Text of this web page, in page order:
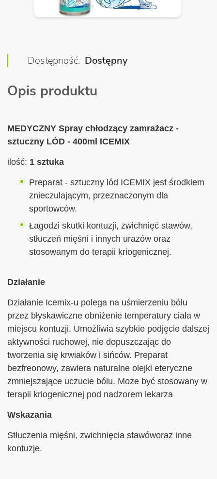
Dostępność Dostępny
Opis produktu
MEDYCZNY Spray chłodzący zamrażacz -
sztuczny LÓD - 400ml ICEMIX
ilość: 1 sztuka
Preparat - sztuczny lód ICEMIX jest środkiem
znieczulającym, przeznaczonym dla
sportowców.
Łagodzi skutki kontuzji, zwichnięć stawów,
stłuczeń mięśni i innych urazów oraz
stosowanym do terapii kriogenicznej.
Działanie
Działanie Icemix-u polega na uśmierzeniu bólu
przez błyskawiczne obniżenie temperatury ciała w
miejscu kontuzji. Umożliwia szybkie podjęcie dalszej
aktywności ruchowej, nie dopuszczając do
tworzenia się krwiaków i sińców. Preparat
bezfreonowy, zawiera naturalne olejki eteryczne
zmniejszające uczucie bólu. Może być stosowany w
terapii kriogenicznej pod nadzorem lekarza
Wskazania
Stłuczenia mięśni, zwichnięcia stawóworaz inne
kontuzje.